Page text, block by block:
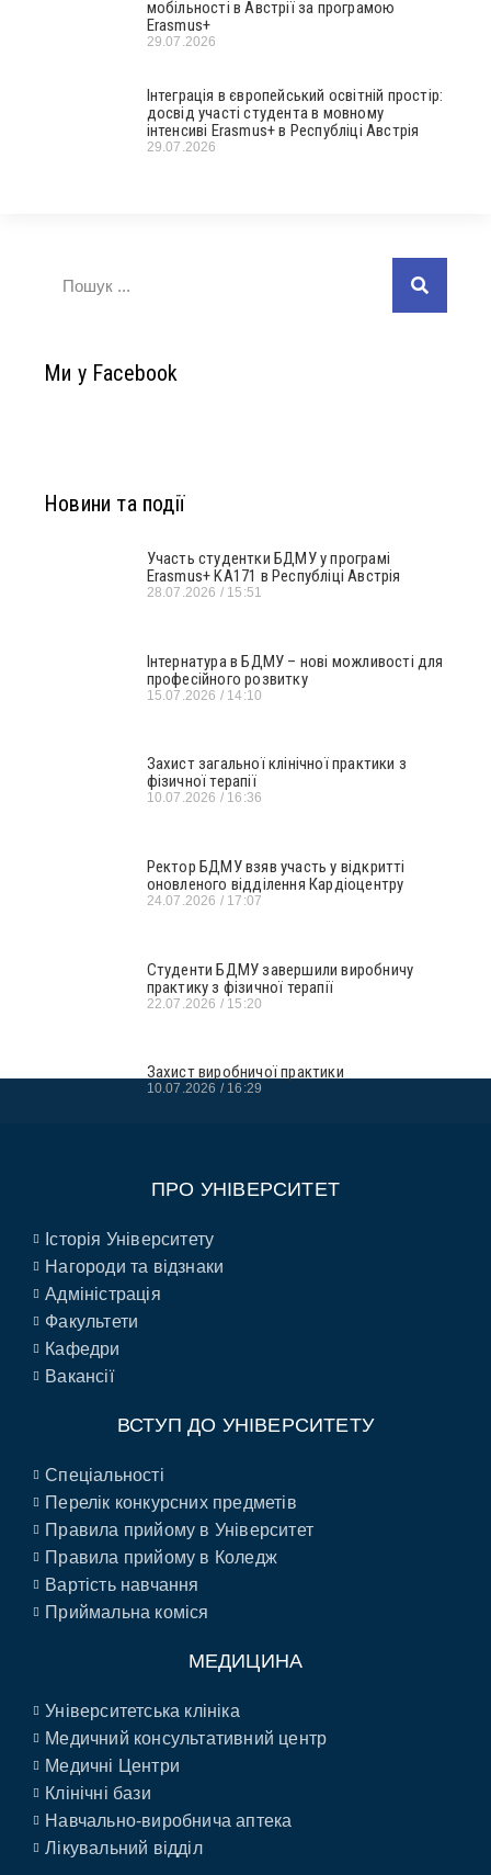
мобільності в Австрії за програмою
Erasmus+
29.07.2026
Інтеграція в європейський освітній простір:
досвід участі студента в мовному
інтенсиві Erasmus+ в Республіці Австрія
29.07.2026
Ми у Facebook
Новини та події
Участь студентки БДМУ у програмі
Erasmus+ KA171 в Республіці Австрія
28.07.2026 15:51
Інтернатура в БДМУ – нові можливості для
професійного розвитку
15.07.2026 14:10
Захист загальної клінічної практики з
фізичної терапії
10.07.2026 16:36
Ректор БДМУ взяв участь у відкритті
оновленого відділення Кардіоцентру
24.07.2026 17:07
Студенти БДМУ завершили виробничу
практику з фізичної терапії
22.07.2026 15:20
Захист виробничої практики
10.07.2026 16:29
ПРО УНІВЕРСИТЕТ
Історія Університету
Нагороди та відзнаки
Адміністрація
Факультети
Кафедри
Вакансії
ВСТУП ДО УНІВЕРСИТЕТУ
Спеціальності
Перелік конкурсних предметів
Правила прийому в Університет
Правила прийому в Коледж
Вартість навчання
Приймальна коміся
МЕДИЦИНА
Університетська клініка
Медичний консультативний центр
Медичні Центри
Клінічні бази
Навчально-виробнича аптека
Лікувальний відділ